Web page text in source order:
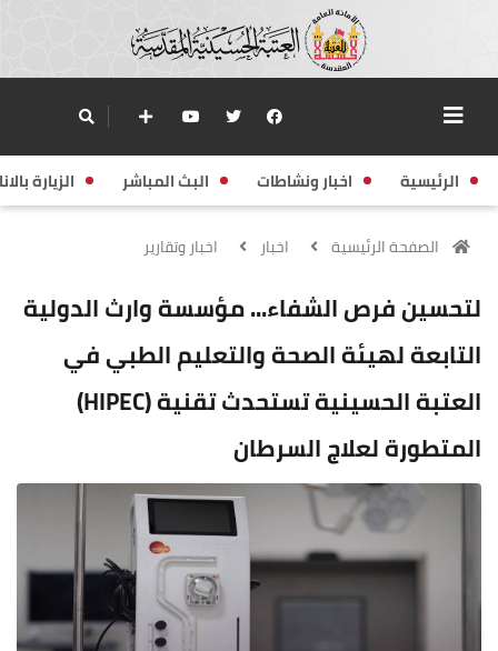
الرئيسية اخبار ونشاطات البث المباشر الزيارة
الصفحة الرئيسية اخبار اخبار وتقارير
لتحسين فرص الشفاء... مؤسسة وارث الدولية
التابعة لهيئة الصحة والتعليم الطبي في
العتبة الحسينية تستحدث تقنية (HIPEC)
المتطورة لعلاج السرطان